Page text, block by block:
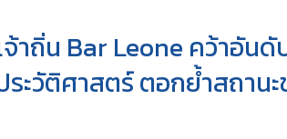
าถิ่น Bar Leone คว้าอันดั
ะวัติศาสตร์ ตอกย้ำสถาน